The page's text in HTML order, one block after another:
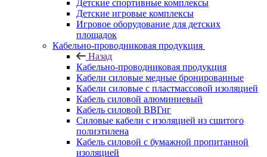
Детские спортивные комплексы
Детские игровые комплексы
Игровое оборудование для детских
площадок
Кабельно-проводниковая продукция
Назад
Кабельно-проводниковая продукция
Кабели силовые медные бронированные
Кабели силовые с пластмассовой изоляцией
Кабель силовой алюминиевый
Кабель силовой ВВГнг
Силовые кабели с изоляцией из сшитого
полиэтилена
Кабель силовой с бумажной пропитанной
изоляцией